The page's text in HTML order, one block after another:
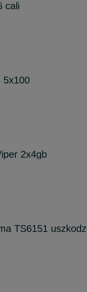
cali
5x100
2x4gb
TS6151